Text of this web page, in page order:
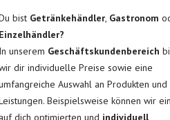
bist Getränkehändler, Gastronom
Einzelhändler?
In unserem Geschäftskundenbereich
dir individuelle Preise sowie eine
Auswahl an Produkten und
Beispielsweise können wir
auf dich optimierten und individuell